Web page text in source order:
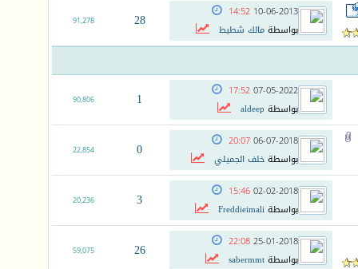
10-06-2013
14:52
بواسطةمالك شطيط 28
91,278
07-05-2022
17:52
بواسطة aldeep
1
90,806
06-07-2018
20:07
بواسطةخلف الجميلي 0
22,854
02-02-2018
15:46
بواسطةFreddieimali
3
20,236
25-01-2018
22:08
بواسطةsabermmt
26
59,075